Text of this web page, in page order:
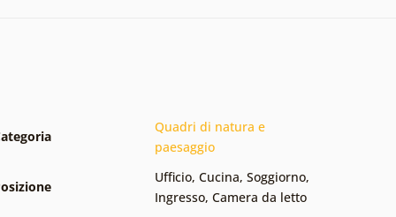
Quadri di natura e
paesaggio
Ufficio, Cucina, Soggiorno,
Ingresso, Camera da letto